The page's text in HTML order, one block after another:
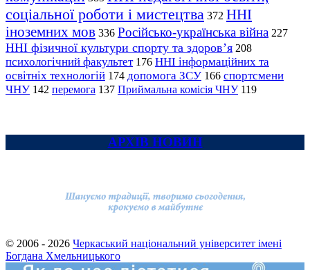
соціальної роботи і мистецтва 372 ННІ
іноземних мов 336 Російсько-українська війна 227
ННІ фізичної культури спорту та здоров’я 208
психологічний факультет 176 ННІ інформаційних та
освітніх технологій 174 допомога ЗСУ 166 спортсмени
ЧНУ 142 перемога 137 Приймальна комісія ЧНУ 119
АРХІВ НОВИН
© 2006 - 2026 Черкаський національний університет імені
Богдана Хмельницького